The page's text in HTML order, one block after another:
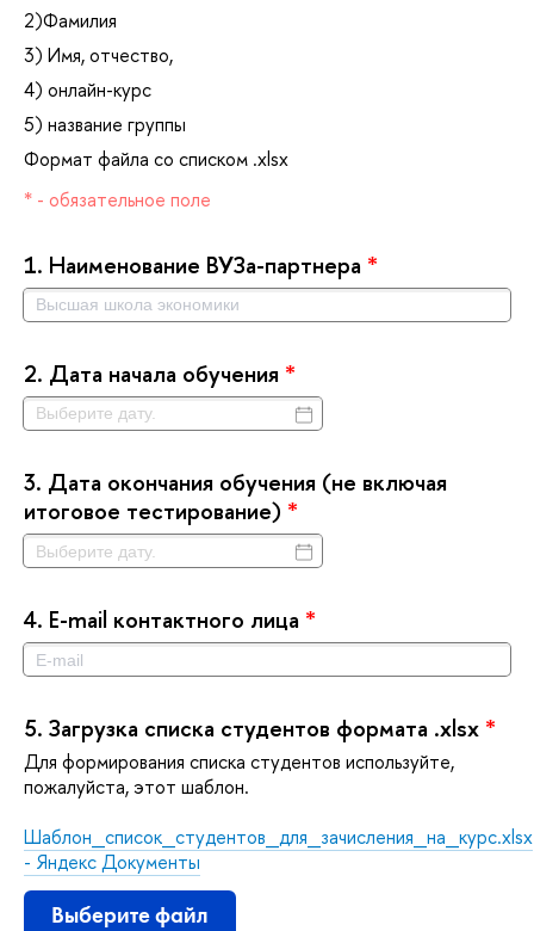
2)Фамилия
3) Имя, отчество,
4) онлайн-курс
5) название группы
Формат файла со списком .xlsx
* - обязательное поле
1. Наименование ВУЗа-партнера *
2. Дата начала обучения *
3. Дата окончания обучения (не включая
итоговое тестирование) *
4. E-mail контактного лица *
5. Загрузка списка студентов формата .xlsx *
Для формирования списка студентов используйте,
пожалуйста, этот шаблон.
Шаблон_список_студентов_для_зачисления_на_курс.xlsx
- Яндекс Документы
ыберите файл